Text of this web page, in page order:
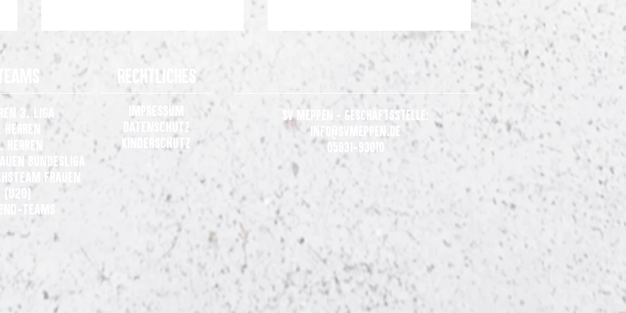
Auftakt nach Maß: SV Meppen
entführt drei Punkte aus
Gelungene Generalprobe: SV
Meppen gewinnt 3:0 beim VfL
Osnabrück
Teams
3. Liga
Herren
3. Herren
Bundesliga
Frauen
(U20)
Teams
Rechtliches
Impressum
Datenschutz
Kinderschutz
SV Meppen - Geschäftsstelle:
Info@svmeppen.de
05931-93010